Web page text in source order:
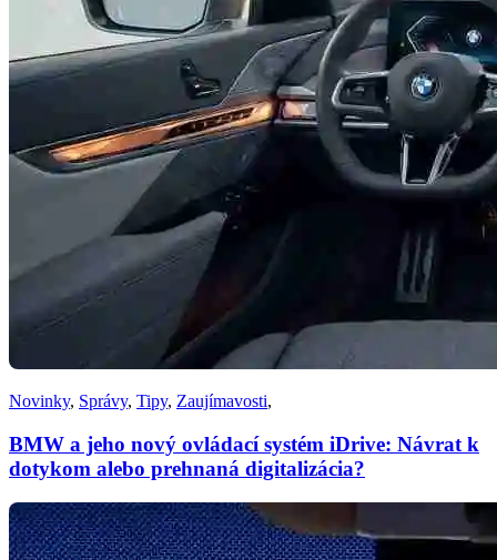
Novinky, Správy, Tipy, Zaujímavosti,
BMW a jeho nový ovládací systém iDrive: Návrat k
dotykom alebo prehnaná digitalizácia?